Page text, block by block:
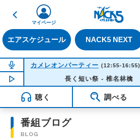
戻る
エアスケジュール NACK5 NEXT
マイページ
NOW ON AIR
カメレオンパーティー (12:55-16:55)
NOW PLAYING16:35
長く短い祭 - 椎名林檎
聴く 調べる
番組ブログ
BLOG